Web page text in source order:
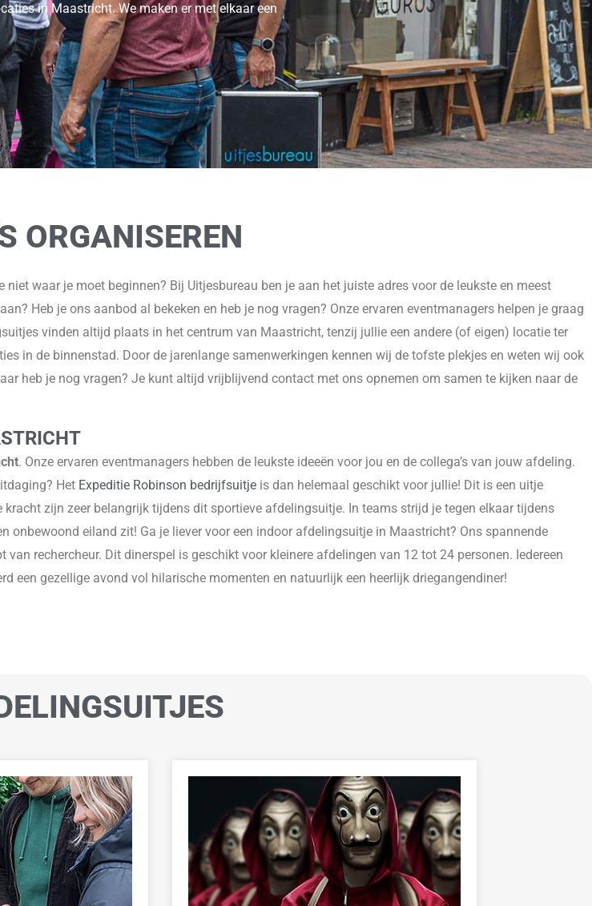
in Maastricht. We maken er met elkaar een
ORGANISEREN
niet waar je moet beginnen? Bij Uitjesbureau ben je aan het juiste adres voor de leukste en meest
Heb je ons aanbod al bekeken en heb je nog vragen? Onze ervaren eventmanagers helpen je graag
vinden altijd plaats in het centrum van Maastricht, tenzij jullie een andere (of eigen) locatie ter
in de binnenstad. Door de jarenlange samenwerkingen kennen wij de tofste plekjes en weten wij ook
heb je nog vragen? Je kunt altijd vrijblijvend contact met ons opnemen om samen te kijken naar de
. Onze ervaren eventmanagers hebben de leukste ideeën voor jou en de collega’s van jouw afdeling.
Het Expeditie Robinson bedrijfsuitje is dan helemaal geschikt voor jullie! Dit is een uitje
zijn zeer belangrijk tijdens dit sportieve afdelingsuitje. In teams strijd je tegen elkaar tijdens
onbewoond eiland zit! Ga je liever voor een indoor afdelingsuitje in Maastricht? Ons spannende
rechercheur. Dit dinerspel is geschikt voor kleinere afdelingen van 12 tot 24 personen. Iedereen
een gezellige avond vol hilarische momenten en natuurlijk een heerlijk driegangendiner!